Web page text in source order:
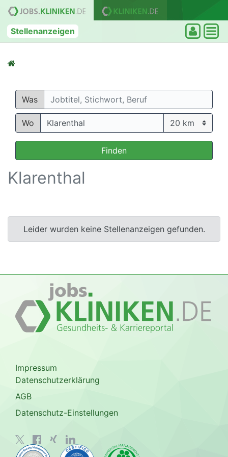
Stellenanzeigen
Was
Wo
Finden
Klarenthal
Leider wurden keine Stellenanzeigen gefunden.
Impressum
Datenschutzerklärung
AGB
Datenschutz-Einstellungen